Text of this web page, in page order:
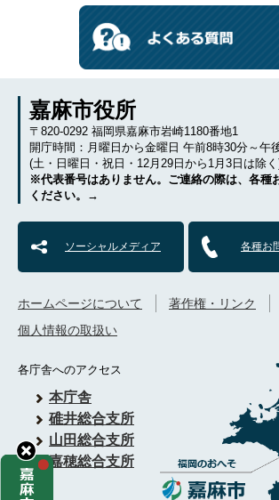
嘉麻市役所
〒820-0292 福岡県嘉麻市岩崎1180番地1
開庁時間：月曜日から金曜日 午前8時30分～午
(土・日曜日・祝日・12月29日から1月3日は除
※代表番号はありません。ご連絡の際は、各種
ください。→
ソーシャルメディア 各種お
各庁舎へのアクセス
本庁舎
碓井総合支所
山田総合支所
嘉穂総合支所
ホームページについて
著作権・リンク
個人情報の取扱い